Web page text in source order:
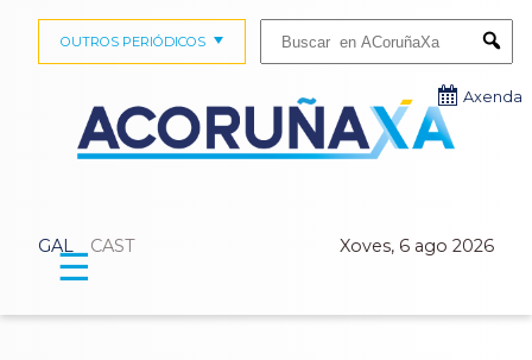
GAL CAST Xoves, 6 ago 2026
OUTROS PERIÓDICOS
Axenda
☰